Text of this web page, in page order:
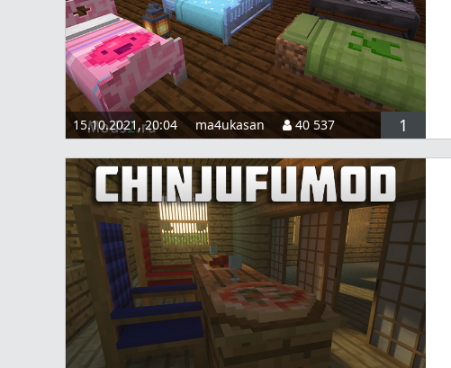
15.10.2021, 20:04 ma4ukasan 40 537 1